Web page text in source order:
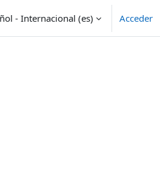
- Internacional ‎(es)‎ Acceder